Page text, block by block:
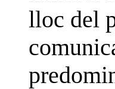
lloc del